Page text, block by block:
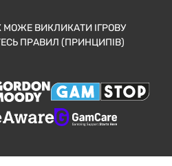
МОЖЕ ВИКЛИКАТИ ІГРОВУ
ПРАВИЛ (ПРИНЦИПІВ)